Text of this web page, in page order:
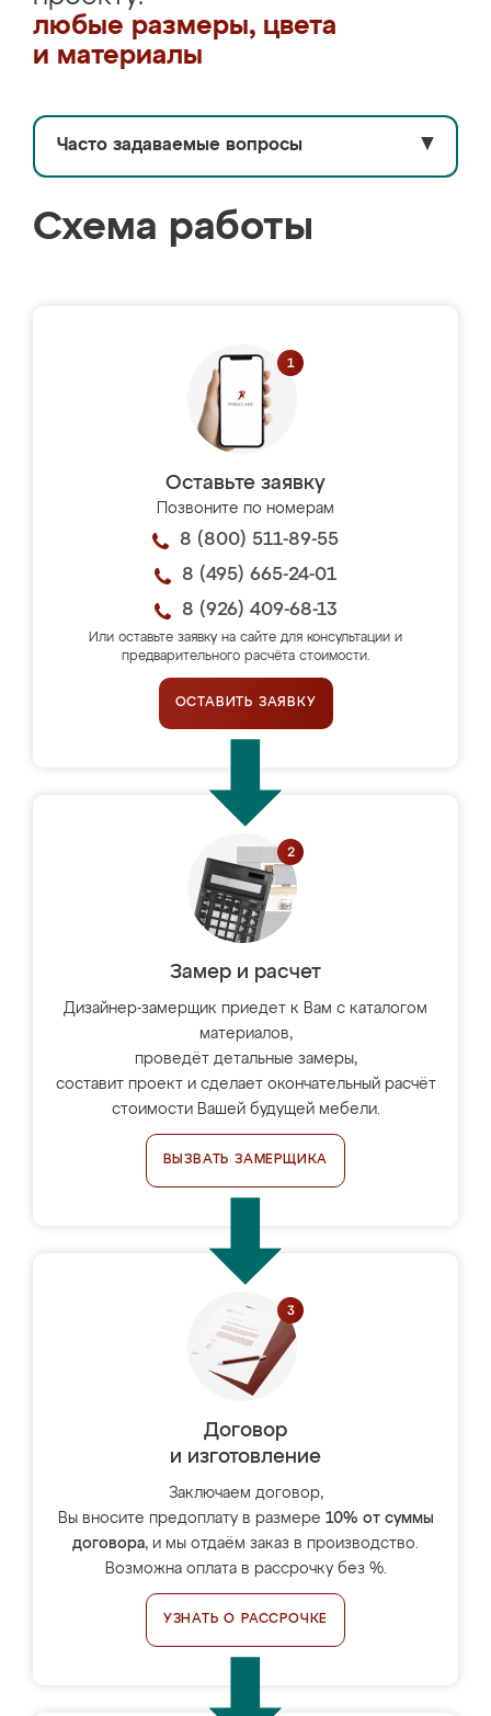
любые размеры, цвета
и материалы
Часто задаваемые вопросы ▼
Схема работы
Оставьте заявку
Позвоните по номерам
8 (800) 511-89-55
8 (495) 665-24-01
8 (926) 409-68-13
Или оставьте заявку на сайте для консультации и
предварительного расчёта стоимости.
ОСТАВИТЬ ЗАЯВКУ
Замер и расчет
Дизайнер-замерщик приедет к Вам с каталогом
материалов,
проведёт детальные замеры,
составит проект и сделает окончательный расчёт
стоимости Вашей будущей мебели.
ВЫЗВАТЬ ЗАМЕРЩИКА
Договор
и изготовление
Заключаем договор,
Вы вносите предоплату в размере 10% от суммы
договора, и мы отдаём заказ в производство.
Возможна оплата в рассрочку без %.
УЗНАТЬ О РАССРОЧКЕ